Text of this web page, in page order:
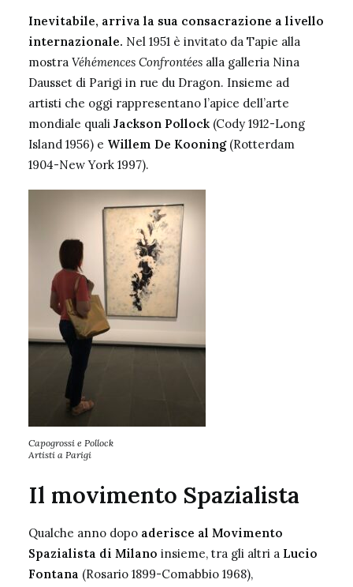
Inevitabile, arriva la sua consacrazione a livello
internazionale. Nel 1951 è invitato da Tapie alla
mostra Véhémences Confrontées alla galleria Nina
Dausset di Parigi in rue du Dragon. Insieme ad
artisti che oggi rappresentano l’apice dell’arte
mondiale quali Jackson Pollock (Cody 1912-Long
Island 1956) e Willem De Kooning(Rotterdam
1904-New York 1997).
Capogrossi e Pollock
Artisti a Parigi
Il movimento Spazialista
Qualche anno dopo aderisce al Movimento
Spazialista di Milano insieme, tra gli altri a Lucio
Fontana (Rosario 1899-Comabbio 1968),